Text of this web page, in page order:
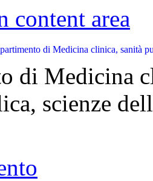
content area
di Medicina
scienze